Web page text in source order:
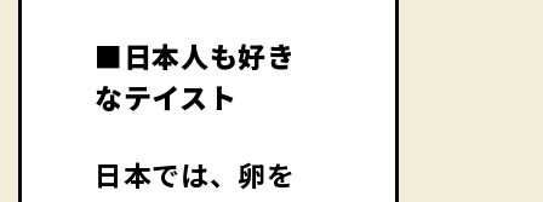
■日本人も好き
なテイスト
日本では、卵を